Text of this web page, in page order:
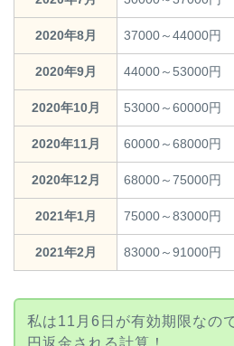
2020年8月 37000～44000円
2020年9月 44000～53000円
2020年10月 53000～60000円
2020年11月 60000～68000円
2020年12月 68000～75000円
2021年1月 75000～83000円
2021年2月 83000～91000円
私は11月6日が有効期限なの